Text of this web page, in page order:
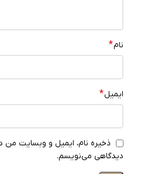
نام*
ایمیل*
ذخیره نام، ایمیل و وبسایت من
دیدگاهی می‌نویسم.